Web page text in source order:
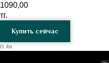
1090,00
тг.
Купить сейчас
0,4л